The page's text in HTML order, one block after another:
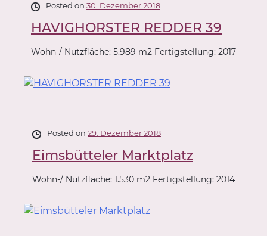
HAVIGHORSTER REDDER 39
Posted on 30. Dezember 2018
Wohn-/ Nutzfläche: 5.989 m2 Fertigstellung: 2017
Eimsbütteler Marktplatz
Posted on 29. Dezember 2018
Wohn-/ Nutzfläche: 1.530 m2 Fertigstellung: 2014